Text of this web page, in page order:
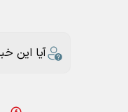
آیا این